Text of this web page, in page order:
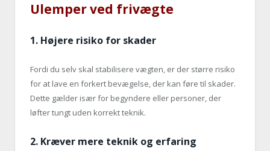
Ulemper ved frivægte
1. Højere risiko for skader
Fordi du selv skal stabilisere vægten, er der større risiko
for at lave en forkert bevægelse, der kan føre til skader.
Dette gælder især for begyndere eller personer, der
løfter tungt uden korrekt teknik.
2. Kræver mere teknik og erfaring